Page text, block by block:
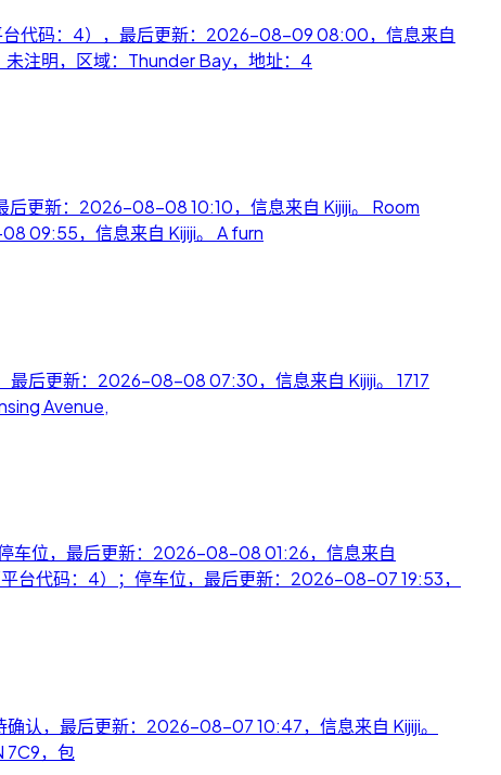
台代码：4），最后更新：2026-08-09 08:00，信息来自
未注明，区域：Thunder Bay，地址：4
更新：2026-08-08 10:10，信息来自 Kijiji。 Room
09:55，信息来自 Kijiji。 A furn
后更新：2026-08-08 07:30，信息来自 Kijiji。 1717
Avenue,
车位，最后更新：2026-08-08 01:26，信息来自
台代码：4）；停车位，最后更新：2026-08-07 19:53，
认，最后更新：2026-08-07 10:47，信息来自 Kijiji。
7C9，包